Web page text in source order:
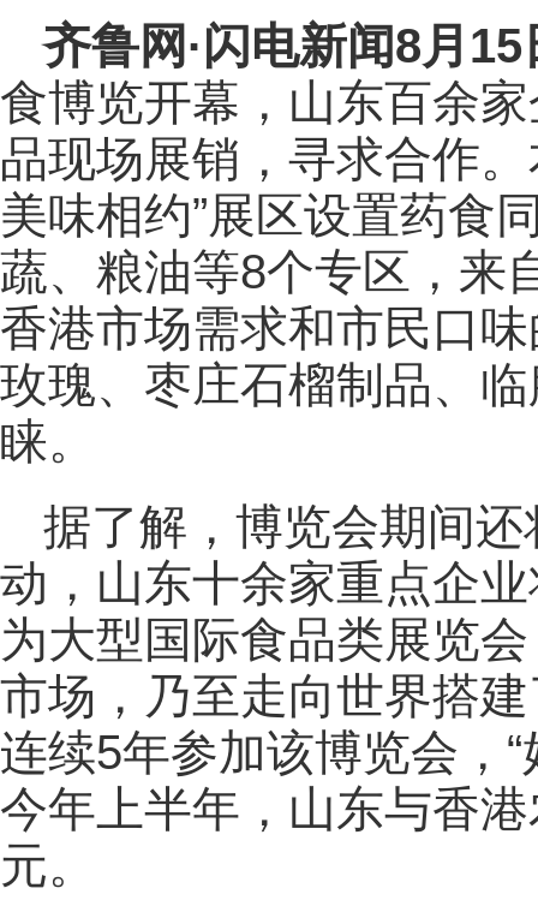
齐鲁网 ·闪电新闻8月15
食博览开幕，山东百余
品现场展销，寻求合作
美味相约”展区设置药食
蔬、粮油等8个专区，来
香港市场需求和市民口
玫瑰、枣庄石榴制品、
睐。
据了解，博览会期间
动，山东十余家重点企
为大型国际食品类展览
市场，乃至走向世界搭
连续5年参加该博览会，
今年上半年，山东与香
元。